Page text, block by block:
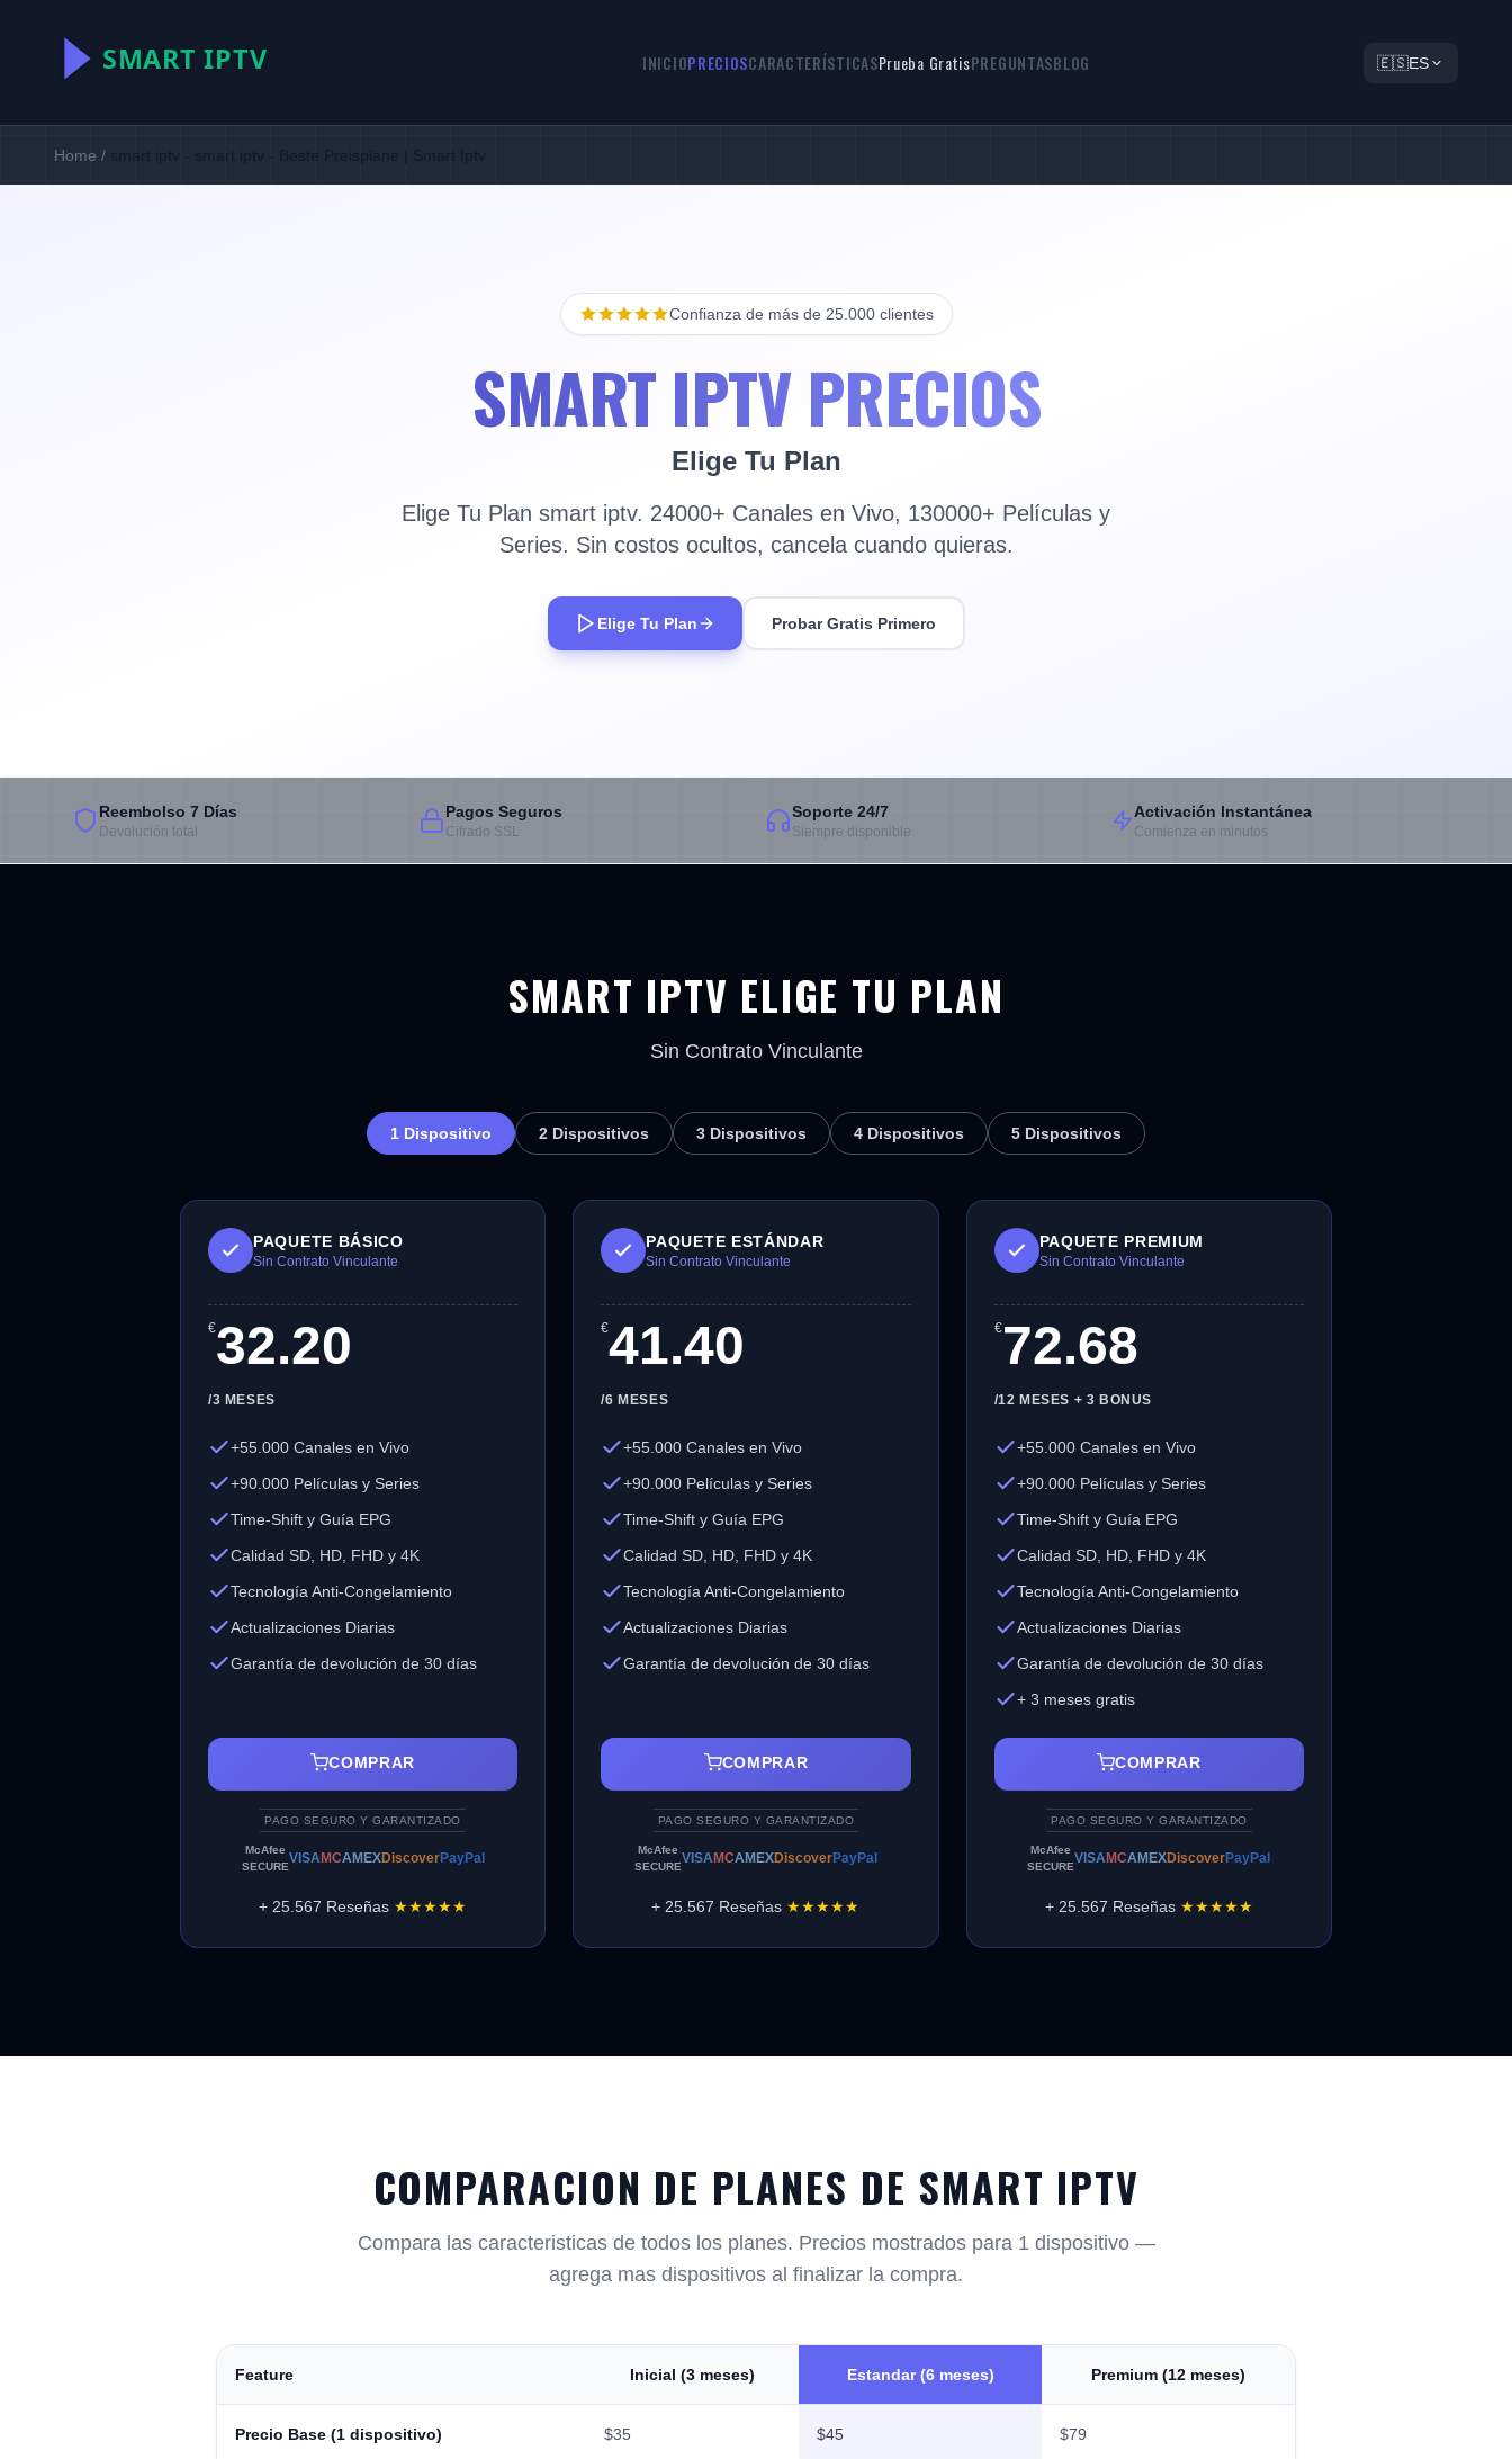
INICIOPRECIOSCARACTERÍSTICASPrueba GratisPREGUNTASBLOG 🇪🇸ES
Home / smart iptv - smart iptv - Beste Preispläne | Smart Iptv
Confianza de más de 25.000 clientes
SMART IPTV PRECIOS
Elige Tu Plan
Elige Tu Plan smart iptv. 24000+ Canales en Vivo, 130000+ Películas y
Series. Sin costos ocultos, cancela cuando quieras.
Elige Tu Plan Probar Gratis Primero
Reembolso 7 Días
Devolución total
Pagos Seguros
Cifrado SSL
Soporte 24/7
Siempre disponible
Activación Instantánea
Comienza en minutos
SMART IPTV ELIGE TU PLAN
Sin Contrato Vinculante
1 Dispositivo 2 Dispositivos 3 Dispositivos 4 Dispositivos 5 Dispositivos
PAQUETE BÁSICO
Sin Contrato Vinculante
€32.20
/3 MESES
+55.000 Canales en Vivo
+90.000 Películas y Series
Time-Shift y Guía EPG
Calidad SD, HD, FHD y 4K
Tecnología Anti-Congelamiento
Actualizaciones Diarias
Garantía de devolución de 30 días
COMPRAR
PAGO SEGURO Y GARANTIZADO
McAfee
SECURE
VISAMCAMEXDiscoverPayPal
+ 25.567 Reseñas ★★★★★
PAQUETE ESTÁNDAR
Sin Contrato Vinculante
€41.40
/6 MESES
+55.000 Canales en Vivo
+90.000 Películas y Series
Time-Shift y Guía EPG
Calidad SD, HD, FHD y 4K
Tecnología Anti-Congelamiento
Actualizaciones Diarias
Garantía de devolución de 30 días
COMPRAR
PAGO SEGURO Y GARANTIZADO
McAfee
SECURE
VISAMCAMEXDiscoverPayPal
+ 25.567 Reseñas ★★★★★
PAQUETE PREMIUM
Sin Contrato Vinculante
€72.68
/12 MESES + 3 BONUS
+55.000 Canales en Vivo
+90.000 Películas y Series
Time-Shift y Guía EPG
Calidad SD, HD, FHD y 4K
Tecnología Anti-Congelamiento
Actualizaciones Diarias
Garantía de devolución de 30 días
+ 3 meses gratis
COMPRAR
PAGO SEGURO Y GARANTIZADO
McAfee
SECURE
VISAMCAMEXDiscoverPayPal
+ 25.567 Reseñas ★★★★★
COMPARACION DE PLANES DE SMART IPTV
Compara las caracteristicas de todos los planes. Precios mostrados para 1 dispositivo —
agrega mas dispositivos al finalizar la compra.
Feature Inicial (3 meses) Estandar (6 meses) Premium (12 meses)
Precio Base (1 dispositivo) $35 $45 $79